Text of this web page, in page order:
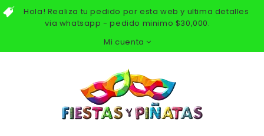
Hola! Realiza tu pedido por esta web y ultima detalles
via whatsapp - pedido minimo $30,000.
Mi cuenta